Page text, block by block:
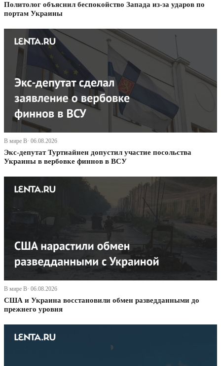
Политолог объяснил беспокойство Запада из-за ударов по
портам Украины
В мире В· 06.08.2026
Экс-депутат Туртиайнен допустил участие посольства
Украины в вербовке финнов в ВСУ
В мире В· 06.08.2026
США и Украина восстановили обмен разведданными до
прежнего уровня